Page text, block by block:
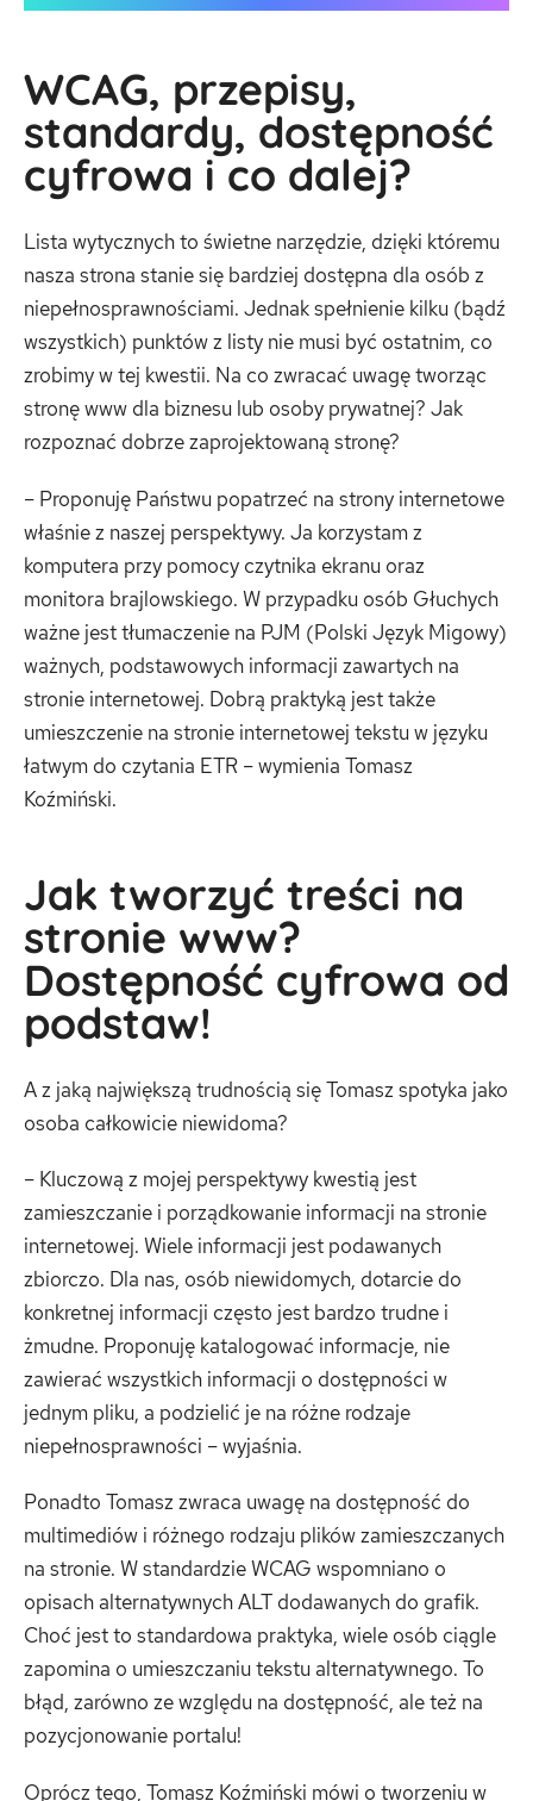
WCAG, przepisy,
standardy, dostępność
cyfrowa i co dalej?
Lista wytycznych to świetne narzędzie, dzięki któremu
nasza strona stanie się bardziej dostępna dla osób z
niepełnosprawnościami. Jednak spełnienie kilku (bądź
wszystkich) punktów z listy nie musi być ostatnim, co
zrobimy w tej kwestii. Na co zwracać uwagę tworząc
stronę www dla biznesu lub osoby prywatnej? Jak
rozpoznać dobrze zaprojektowaną stronę?
– Proponuję Państwu popatrzeć na strony internetowe
właśnie z naszej perspektywy. Ja korzystam z
komputera przy pomocy czytnika ekranu oraz
monitora brajlowskiego. W przypadku osób Głuchych
ważne jest tłumaczenie na PJM (Polski Język Migowy)
ważnych, podstawowych informacji zawartych na
stronie internetowej. Dobrą praktyką jest także
umieszczenie na stronie internetowej tekstu w języku
łatwym do czytania ETR – wymienia Tomasz
Koźmiński.
Jak tworzyć treści na
stronie www?
Dostępność cyfrowa od
podstaw!
A z jaką największą trudnością się Tomasz spotyka jako
osoba całkowicie niewidoma?
– Kluczową z mojej perspektywy kwestią jest
zamieszczanie i porządkowanie informacji na stronie
internetowej. Wiele informacji jest podawanych
zbiorczo. Dla nas, osób niewidomych, dotarcie do
konkretnej informacji często jest bardzo trudne i
żmudne. Proponuję katalogować informacje, nie
zawierać wszystkich informacji o dostępności w
jednym pliku, a podzielić je na różne rodzaje
niepełnosprawności – wyjaśnia.
Ponadto Tomasz zwraca uwagę na dostępność do
multimediów i różnego rodzaju plików zamieszczanych
na stronie. W standardzie WCAG wspomniano o
opisach alternatywnych ALT dodawanych do grafik.
Choć jest to standardowa praktyka, wiele osób ciągle
zapomina o umieszczaniu tekstu alternatywnego. To
błąd, zarówno ze względu na dostępność, ale też na
pozycjonowanie portalu!
Oprócz tego, Tomasz Koźmiński mówi o tworzeniu w